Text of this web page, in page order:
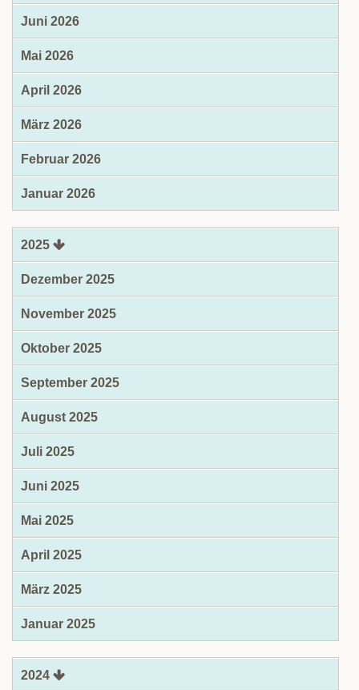
Juni 2026
Mai 2026
April 2026
März 2026
Februar 2026
Januar 2026
2025
Dezember 2025
November 2025
Oktober 2025
September 2025
August 2025
Juli 2025
Juni 2025
Mai 2025
April 2025
März 2025
Januar 2025
2024